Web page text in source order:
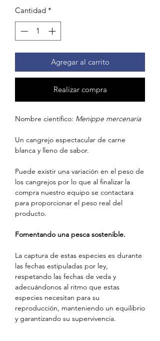
por
600
Gramos
Cantidad *
Agregar al carrito
Realizar compra
Nombre científico: Menippe mercenaria
Un cangrejo espectacular de carne
blanca y lleno de sabor.
Puede existir una variación en el peso de
los cangrejos por lo que al finalizar la
compra nuestro equipo se contactara
para proporcionar el peso real del
producto.
Fomentando una pesca sostenible.
La captura de estas especies es durante
las fechas estipuladas por ley,
respetando las fechas de veda y
adecuándonos al ritmo que estas
especies necesitan para su
reproducción, manteniendo un equilibrio
y garantizando su supervivencia.